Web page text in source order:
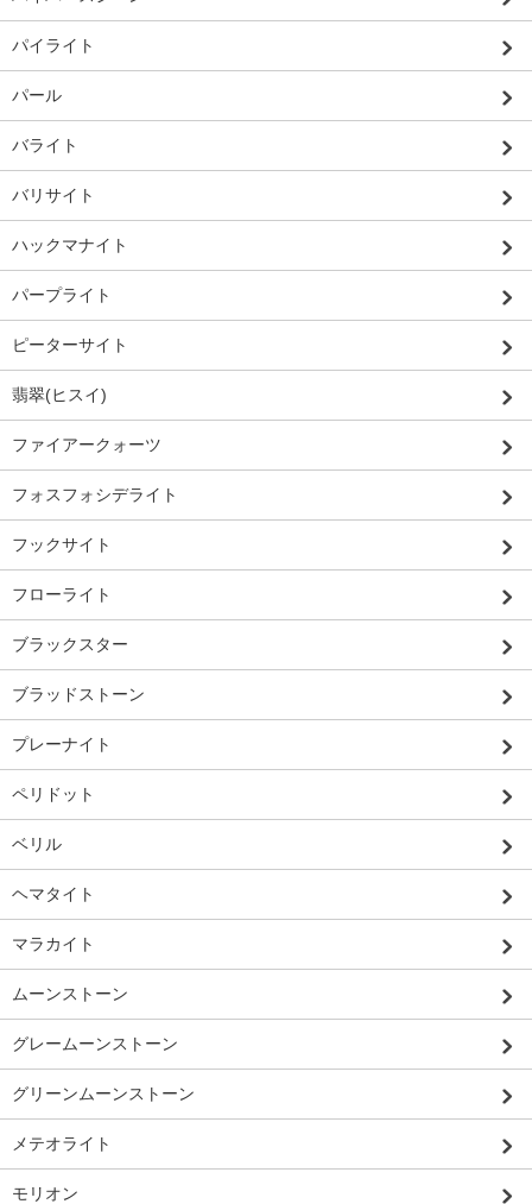
パイライト
パール
バライト
バリサイト
ハックマナイト
パープライト
ピーターサイト
翡翠(ヒスイ)
ファイアークォーツ
フォスフォシデライト
フックサイト
フローライト
ブラックスター
ブラッドストーン
プレーナイト
ペリドット
ベリル
ヘマタイト
マラカイト
ムーンストーン
グレームーンストーン
グリーンムーンストーン
メテオライト
モリオン